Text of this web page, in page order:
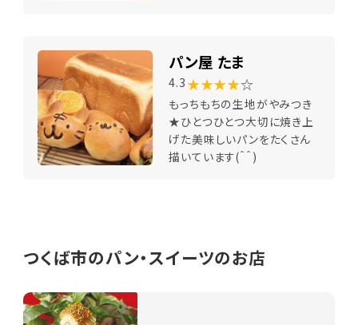
パン屋 たま
4.3 ★★★★☆
もっちもちの生地がやみつき
★ひとつひとつ大切に焼き上
げた美味しいパンをたくさん
描いています(＾＾)
つくば市のパン・スイーツのお店